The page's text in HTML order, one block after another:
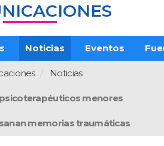
Noticias Eventos
Noticias
menores
memorias traumáticas